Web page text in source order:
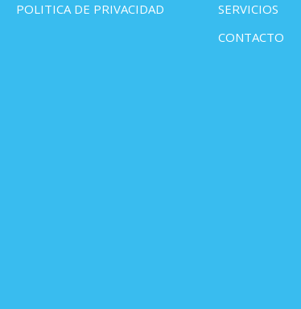
POLITICA DE PRIVACIDAD
SERVICIOS
CONTACTO